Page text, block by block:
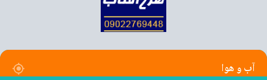
آب و هوا